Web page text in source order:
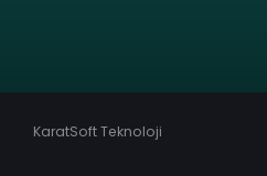
KaratSoft Teknoloji